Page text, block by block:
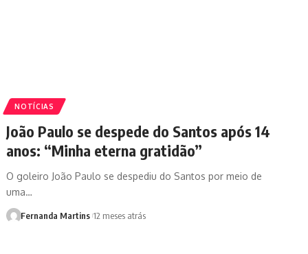
NOTÍCIAS
João Paulo se despede do Santos após 14
anos: “Minha eterna gratidão”
O goleiro João Paulo se despediu do Santos por meio de
uma…
Fernanda Martins 12 meses atrás